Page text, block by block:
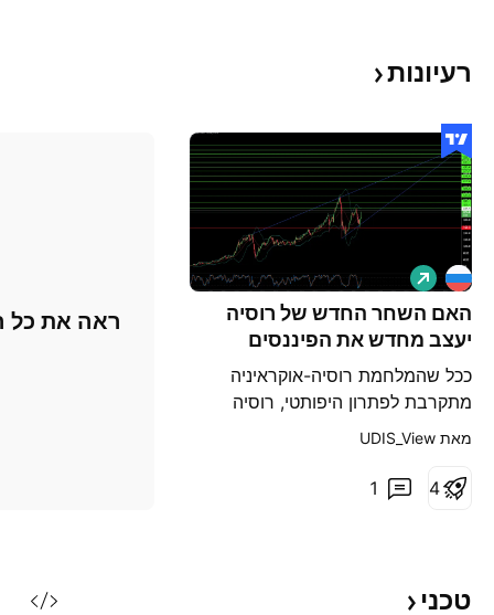
הרוסי.
רעיונות
האם השחר החדש של רוסיה
יעצב מחדש את הפיננסים
העולמיים?
ככל שהמלחמת רוסיה-אוקראיניה
מתקרבת לפתרון היפותטי, רוסיה
עומדת בפני רנסנס כלכלי שעשוי
העולמית. תוך שמירה על שליטה
ל
ו
נ
מאת ‎UDIS_View‎
1 4
ראה את כל
טכני